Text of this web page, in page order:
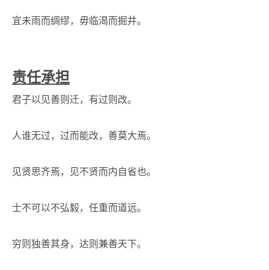
宜未雨而绸缪，毋临渴而掘井。
责任承担
君子以见善则迁，有过则改。
人谁无过，过而能改，善莫大焉。
见贤思齐焉，见不贤而内自省也。
士不可以不弘毅，任重而道远。
穷则独善其身，达则兼善天下。